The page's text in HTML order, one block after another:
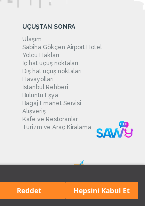
Reddet Hepsini Kabul Et
UÇUŞTAN SONRA
Ulaşım
Sabiha Gökçen Airport Hotel
Yolcu Hakları
İç hat uçuş noktaları
Dış hat uçuş noktaları
Havayolları
İstanbul Rehberi
Buluntu Eşya
Bagaj Emanet Servisi
Alışveriş
Kafe ve Restoranlar
Turizm ve Araç Kiralama